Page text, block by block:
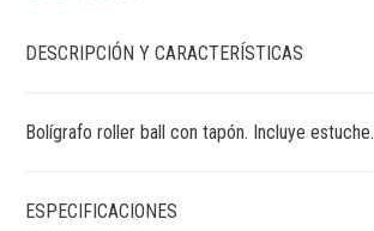
DESCRIPCIÓN Y CARACTERÍSTICAS
Bolígrafo roller ball con tapón. Incluye estuche.
ESPECIFICACIONES